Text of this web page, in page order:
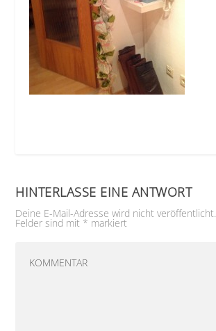
HINTERLASSE EINE ANTWORT
Deine E-Mail-Adresse wird nicht veröffentlicht.
Felder sind mit * markiert